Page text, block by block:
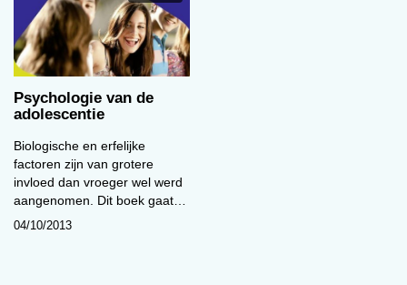
Psychologie van de
adolescentie
Biologische en erfelijke
factoren zijn van grotere
invloed dan vroeger wel werd
aangenomen. Dit boek gaat…
04/10/2013